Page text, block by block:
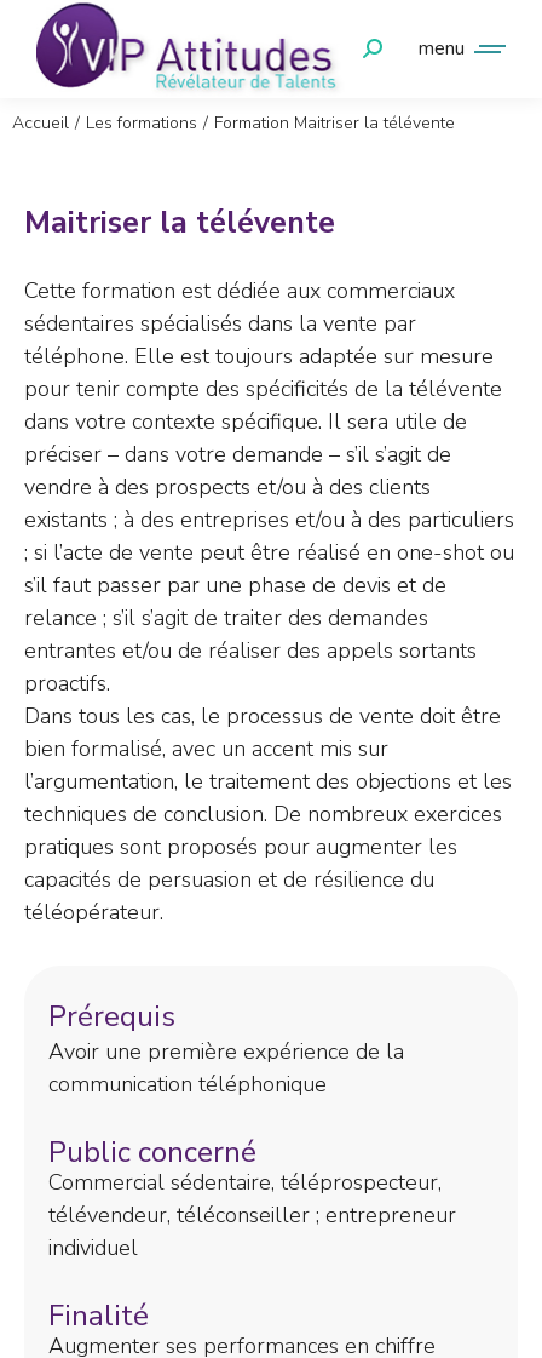
menu
Vous êtes ici :
Accueil Les formations Formation Maitriser la télévente
Maitriser la télévente
Cette formation est dédiée aux commerciaux
sédentaires spécialisés dans la vente par
téléphone. Elle est toujours adaptée sur mesure
pour tenir compte des spécificités de la télévente
dans votre contexte spécifique. Il sera utile de
préciser – dans votre demande – s’il s’agit de
vendre à des prospects et/ou à des clients
existants ; à des entreprises et/ou à des particuliers
; si l’acte de vente peut être réalisé en one-shot ou
s’il faut passer par une phase de devis et de
relance ; s’il s’agit de traiter des demandes
entrantes et/ou de réaliser des appels sortants
proactifs.
Dans tous les cas, le processus de vente doit être
bien formalisé, avec un accent mis sur
l’argumentation, le traitement des objections et les
techniques de conclusion. De nombreux exercices
pratiques sont proposés pour augmenter les
capacités de persuasion et de résilience du
téléopérateur.
Prérequis
Avoir une première expérience de la
communication téléphonique
Public concerné
Commercial sédentaire, téléprospecteur,
télévendeur, téléconseiller ; entrepreneur
individuel
Finalité
Augmenter ses performances en chiffre